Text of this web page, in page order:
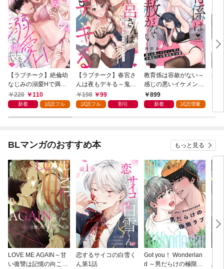
【ラブチーク】絶倫幼
なじみの溺愛Hで満た
されたい act.1
220 110
新着 試読フル
【ラブチーク】春宮さ
んは夜もデキる～鬼上
司は私の専属セラピス
ト～ act.1
198 99
試読フル 割引
教育係は容赦がない～
感じの悪いイケメン上
司と不感症OLの耽溺
性交治療～【コミック
899
新着 試読増量
花
BLマンガのおすすめ本 もっと見る
LOVE ME AGAIN～甘
い復讐は記憶の向こう
恋するサイコの白雪く
ん第1話
Got you！ Wonderlan
d ～男だらけの極限ラ
鳥